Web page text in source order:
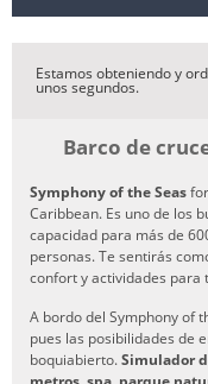
Estamos obteniendo y
unos segundos.
Barco de
Symphony of the Seas
Caribbean. Es uno de los
capacidad para más de
personas. Te sentirás
confort y actividades para
A bordo del Symphony of
pues las posibilidades de
boquiabierto.Simulador